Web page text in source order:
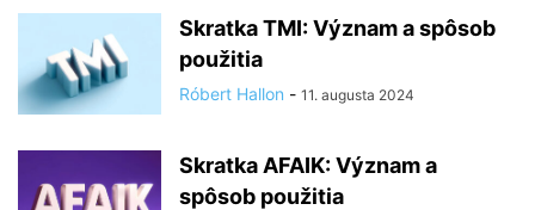
Skratka TMI: Význam a spôsob
použitia
Róbert Hallon - 11. augusta 2024
Skratka AFAIK: Význam a
spôsob použitia